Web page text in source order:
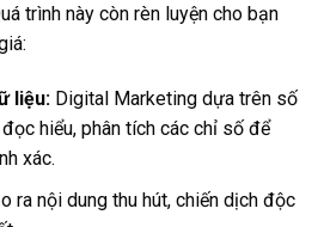
trình này còn rèn luyện cho bạn
liệu:Digital Marketing dựa trên số
đọc hiểu, phân tích các chỉ số để
xác.
ra nội dung thu hút, chiến dịch độc